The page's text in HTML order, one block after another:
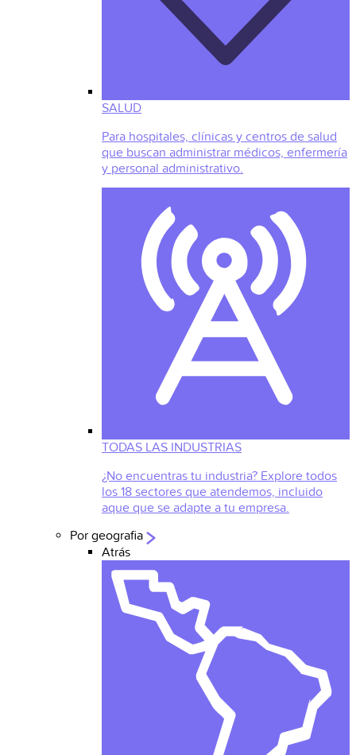
SALUD
Para hospitales, clínicas y centros de salud
que buscan administrar médicos, enfermería
y personal administrativo.
TODAS LAS INDUSTRIAS
¿No encuentras tu industria? Explore todos
los 18 sectores que atendemos, incluido
aque que se adapte a tu empresa.
Por geografia
Atrás